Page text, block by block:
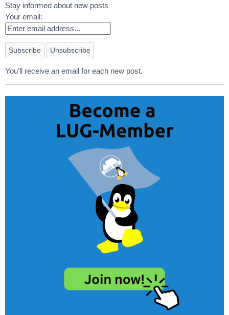
Stay informed about new posts
Your email:
You’ll receive an email for each new post.